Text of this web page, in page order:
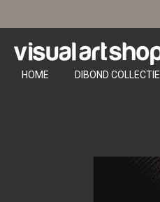
direct
naar
de
hoofdinhoud
HOME DIBOND COLLECTIE